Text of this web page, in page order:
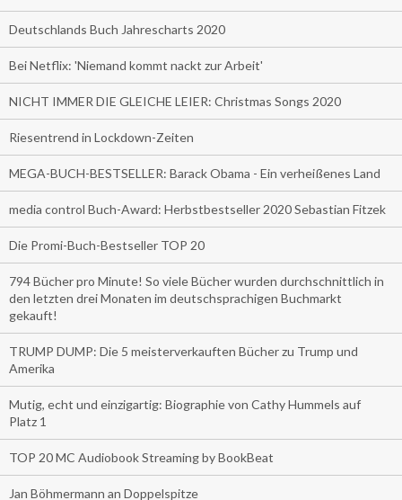
Deutschlands Buch Jahrescharts 2020
Bei Netflix: 'Niemand kommt nackt zur Arbeit'
NICHT IMMER DIE GLEICHE LEIER: Christmas Songs 2020
Riesentrend in Lockdown-Zeiten
MEGA-BUCH-BESTSELLER: Barack Obama - Ein verheißenes Land
media control Buch-Award: Herbstbestseller 2020 Sebastian Fitzek
Die Promi-Buch-Bestseller TOP 20
794 Bücher pro Minute! So viele Bücher wurden durchschnittlich in
den letzten drei Monaten im deutschsprachigen Buchmarkt
gekauft!
TRUMP DUMP: Die 5 meisterverkauften Bücher zu Trump und
Amerika
Mutig, echt und einzigartig: Biographie von Cathy Hummels auf
Platz 1
TOP 20 MC Audiobook Streaming by BookBeat
Jan Böhmermann an Doppelspitze